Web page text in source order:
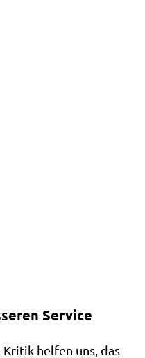
Service
helfen uns, das